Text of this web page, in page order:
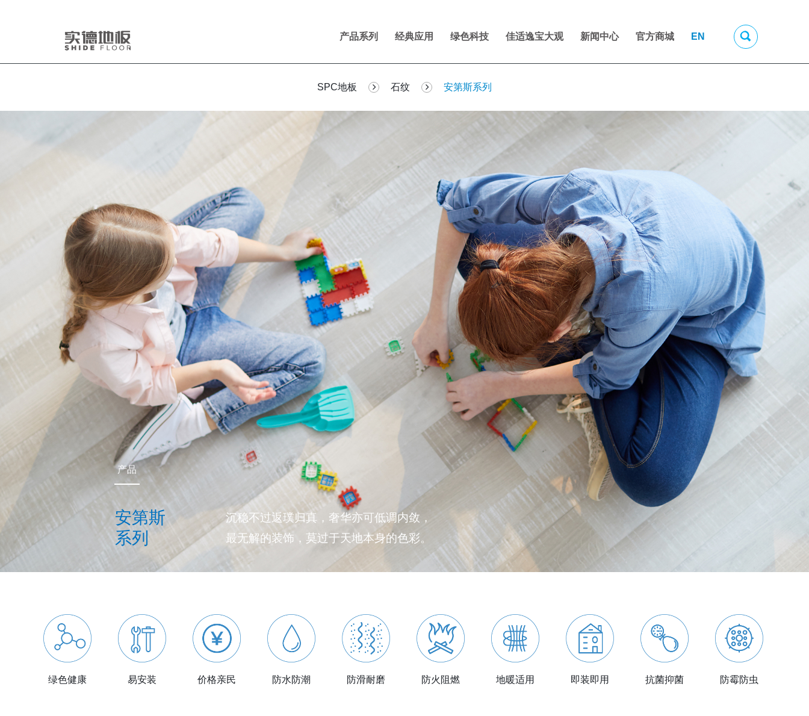
产品系列 经典应用 绿色科技 佳适逸宝大观 新闻中心 官方商城 EN
SPC地板 石纹 安第斯系列
沉稳不过返璞归真，奢华亦可低调内敛，
最无解的装饰，莫过于天地本身的色彩。
安第斯
系列
产品
绿色健康 易安装 价格亲民 防水防潮 防滑耐磨 防火阻燃 地暖适用 即装即用 抗菌抑菌 防霉防虫